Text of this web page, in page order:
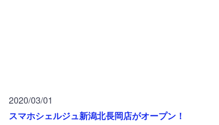
2020/03/01
スマホシェルジュ新潟北長岡店がオープン！